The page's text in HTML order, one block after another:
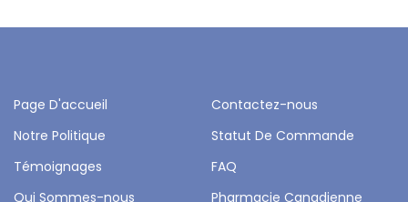
Page D'accueil
Contactez-nous
Notre Politique
Statut De Commande
Témoignages
FAQ
Qui Sommes-nous
Pharmacie Canadienne